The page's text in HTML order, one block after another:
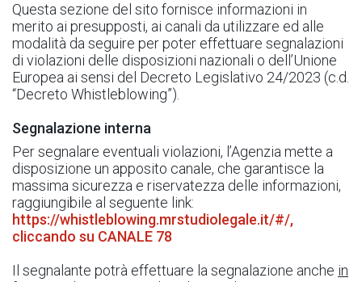
Questa sezione del sito fornisce informazioni in
merito ai presupposti, ai canali da utilizzare ed alle
modalità da seguire per poter effettuare segnalazioni
di violazioni delle disposizioni nazionali o dell’Unione
Europea ai sensi del Decreto Legislativo 24/2023 (c.d.
“Decreto Whistleblowing”).
Segnalazione interna
Per segnalare eventuali violazioni, l’Agenzia mette a
disposizione un apposito canale, che garantisce la
massima sicurezza e riservatezza delle informazioni,
raggiungibile al seguente link:
https://whistleblowing.mrstudiolegale.it/#/,
cliccando su CANALE 78
Il segnalante potrà effettuare la segnalazione anche in